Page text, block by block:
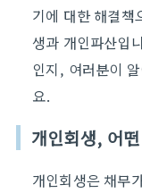
기에 대한 해결책
생과 개인파산입
인지, 여러분이
요.
개인회생, 어
개인회생은 채무